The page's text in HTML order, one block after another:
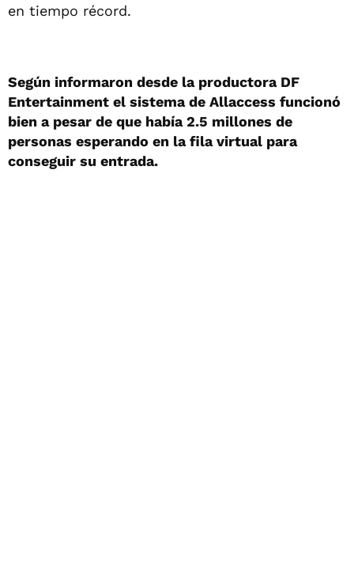
en tiempo récord.
Según informaron desde la productora DF
Entertainment el sistema de Allaccess funcionó
bien a pesar de que había 2.5 millones de
personas esperando en la fila virtual para
conseguir su entrada.